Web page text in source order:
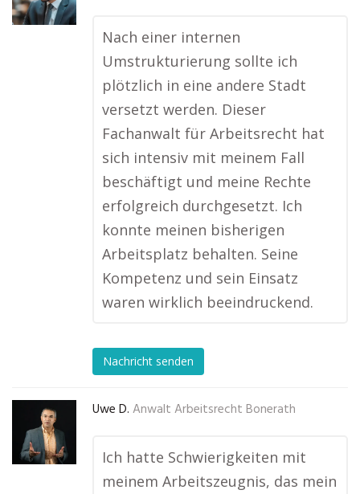
Nach einer internen
Umstrukturierung sollte ich
plötzlich in eine andere Stadt
versetzt werden. Dieser
Fachanwalt für Arbeitsrecht hat
sich intensiv mit meinem Fall
beschäftigt und meine Rechte
erfolgreich durchgesetzt. Ich
konnte meinen bisherigen
Arbeitsplatz behalten. Seine
Kompetenz und sein Einsatz
waren wirklich beeindruckend.
Nachricht senden
Uwe D. Anwalt Arbeitsrecht Bonerath
Ich hatte Schwierigkeiten mit
meinem Arbeitszeugnis, das mein